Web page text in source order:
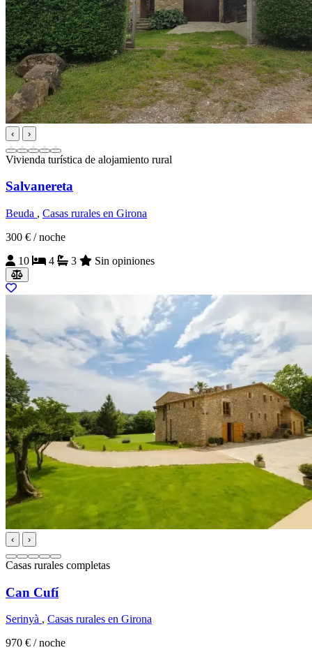
‹ ›
Vivienda turística de alojamiento rural
Salvanereta
Beuda , Casas rurales en Girona
300 € / noche
10
4 3 Sin opiniones
‹ ›
Casas rurales completas
Can Cufí
Serinyà , Casas rurales en Girona
970 € / noche